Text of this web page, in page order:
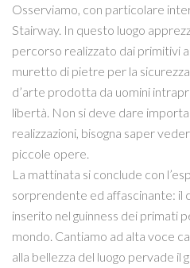
Osserviamo, con particolare
Stairway. In questo luogo
percorso realizzato dai primitivi
muretto di pietre per la
d’arte prodotta da uomini
libertà. Non si deve dare
realizzazioni, bisogna saper
piccole opere.
La mattinata si conclude con
sorprendente ed affascinante: il
inserito nel guinness dei primati
mondo. Cantiamo ad alta voce
alla bellezza del luogo pervade il